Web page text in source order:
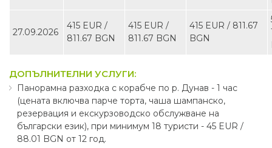
27.09.2026
415 EUR ∕
811.67 BGN
415 EUR ∕
811.67 BGN
415 EUR ∕ 811.67
BGN
ДОПЪЛНИТЕЛНИ УСЛУГИ:
Панорамна разходка с корабче по р. Дунав - 1 час
(цената включва парче торта, чаша шампанско,
резервация и екскурзоводско обслужване на
български език), при минимум 18 туристи - 45 EUR ∕
88.01 BGN от 12 год.